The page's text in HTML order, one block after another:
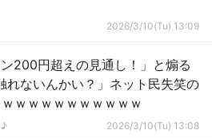
2026/3/10(Tu) 13:09
200円超えの見通し！」と煽る
れないんかい？」ネット民失笑の
ｗｗｗｗｗｗｗｗｗｗ
♪ 2026/3/10(Tu) 13:08